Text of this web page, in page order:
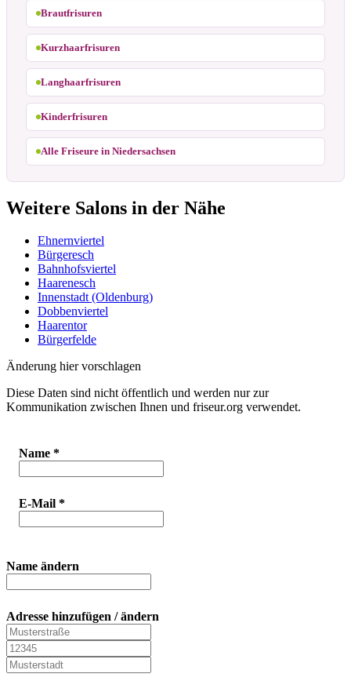
Brautfrisuren
Kurzhaarfrisuren
Langhaarfrisuren
Kinderfrisuren
Alle Friseure in Niedersachsen
Weitere Salons in der Nähe
Ehnernviertel
Bürgeresch
Bahnhofsviertel
Haarenesch
Innenstadt (Oldenburg)
Dobbenviertel
Haarentor
Bürgerfelde
Änderung hier vorschlagen
Diese Daten sind nicht öffentlich und werden nur zur
Kommunikation zwischen Ihnen und friseur.org verwendet.
Name *
E-Mail *
Name ändern
Adresse hinzufügen / ändern